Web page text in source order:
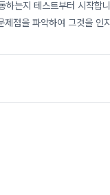
는지 테스트부터 시작합
점을 파악하여 그것을 인